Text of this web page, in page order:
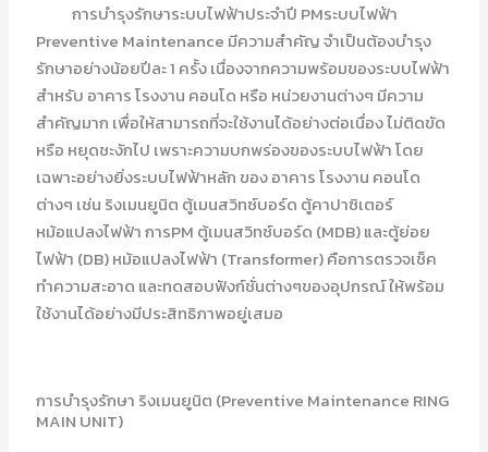
การบำรุงรักษาระบบไฟฟ้าประจำปี PMระบบไฟฟ้า
Preventive Maintenance มีความสำคัญ จำเป็นต้องบำรุง
รักษาอย่างน้อยปีละ 1 ครั้ง เนื่องจากความพร้อมของระบบไฟฟ้า
สำหรับ อาคาร โรงงาน คอนโด หรือ หน่วยงานต่างๆ มีความ
สำคัญมาก เพื่อให้สามารถที่จะใช้งานได้อย่างต่อเนื่อง ไม่ติดขัด
หรือ หยุดชะงักไป เพราะความบกพร่องของระบบไฟฟ้า โดย
เฉพาะอย่างยิ่งระบบไฟฟ้าหลัก ของ อาคาร โรงงาน คอนโด
ต่างๆ เช่น ริงเมนยูนิต ตู้เมนสวิทซ์บอร์ด ตู้คาปาซิเตอร์
หม้อแปลงไฟฟ้า การPM ตู้เมนสวิทซ์บอร์ด (MDB) และตู้ย่อย
ไฟฟ้า (DB) หม้อแปลงไฟฟ้า (Transformer) คือการตรวจเช็ค
ทำความสะอาด และทดสอบฟังก์ชั่นต่างๆของอุปกรณ์ ให้พร้อม
ใช้งานได้อย่างมีประสิทธิภาพอยู่เสมอ
การบำรุงรักษา ริงเมนยูนิต (Preventive Maintenance RING
MAIN UNIT)